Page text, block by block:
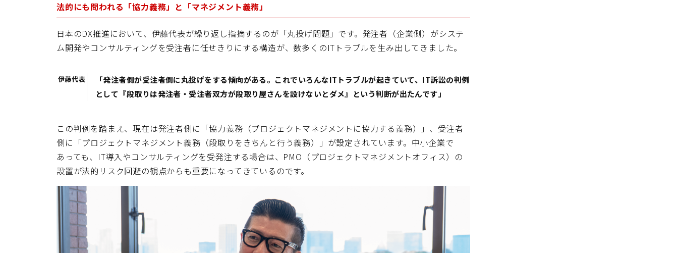
法的にも問われる「協力義務」と「マネジメント義務」
日本のDX推進において、伊藤代表が繰り返し指摘するのが「丸投げ問題」です。発注者（企業側）がシステ
ム開発やコンサルティングを受注者に任せきりにする構造が、数多くのITトラブルを生み出してきました。
伊藤代表
「発注者側が受注者側に丸投げをする傾向がある。これでいろんなITトラブルが起きていて、IT訴訟の判例
として『段取りは発注者・受注者双方が段取り屋さんを設けないとダメ』という判断が出たんです」
この判例を踏まえ、現在は発注者側に「協力義務（プロジェクトマネジメントに協力する義務）」、受注者
側に「プロジェクトマネジメント義務（段取りをきちんと行う義務）」が設定されています。中小企業で
あっても、IT導入やコンサルティングを受発注する場合は、PMO（プロジェクトマネジメントオフィス）の
設置が法的リスク回避の観点からも重要になってきているのです。